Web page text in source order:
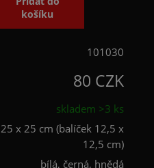
101030
80 CZK
skladem >3 ks
25 x 25 cm (balíček 12,5 x
12,5 cm)
bílá, černá, hnědá